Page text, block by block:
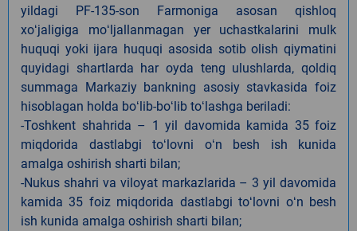
yildagi PF-135-son Farmoniga asosan qishloq
xoʻjaligiga moʻljallanmagan yer uchastkalarini mulk
huquqi yoki ijara huquqi asosida sotib olish qiymatini
quyidagi shartlarda har oyda teng ulushlarda, qoldiq
summaga Markaziy bankning asosiy stavkasida foiz
hisoblagan holda boʻlib-boʻlib toʻlashga beriladi:
-Toshkent shahrida – 1 yil davomida kamida 35 foiz
miqdorida dastlabgi toʻlovni oʻn besh ish kunida
amalga oshirish sharti bilan;
-Nukus shahri va viloyat markazlarida – 3 yil davomida
kamida 35 foiz miqdorida dastlabgi toʻlovni oʻn besh
ish kunida amalga oshirish sharti bilan;